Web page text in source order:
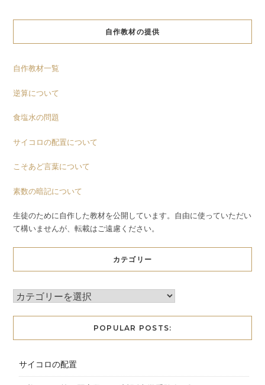
自作教材の提供
自作教材一覧
逆算について
食塩水の問題
サイコロの配置について
こそあど言葉について
素数の暗記について
生徒のために自作した教材を公開しています。自由に使っていただい
て構いませんが、転載はご遠慮ください。
カテゴリー
POPULAR POSTS:
サイコロの配置